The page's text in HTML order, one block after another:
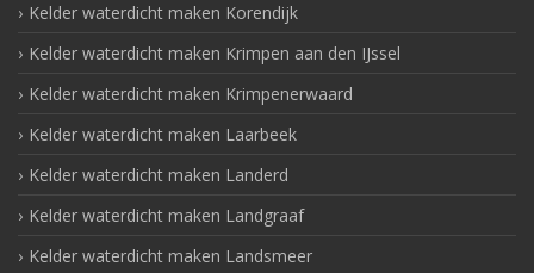
Kelder waterdicht maken Korendijk
Kelder waterdicht maken Krimpen aan den IJssel
Kelder waterdicht maken Krimpenerwaard
Kelder waterdicht maken Laarbeek
Kelder waterdicht maken Landerd
Kelder waterdicht maken Landgraaf
Kelder waterdicht maken Landsmeer